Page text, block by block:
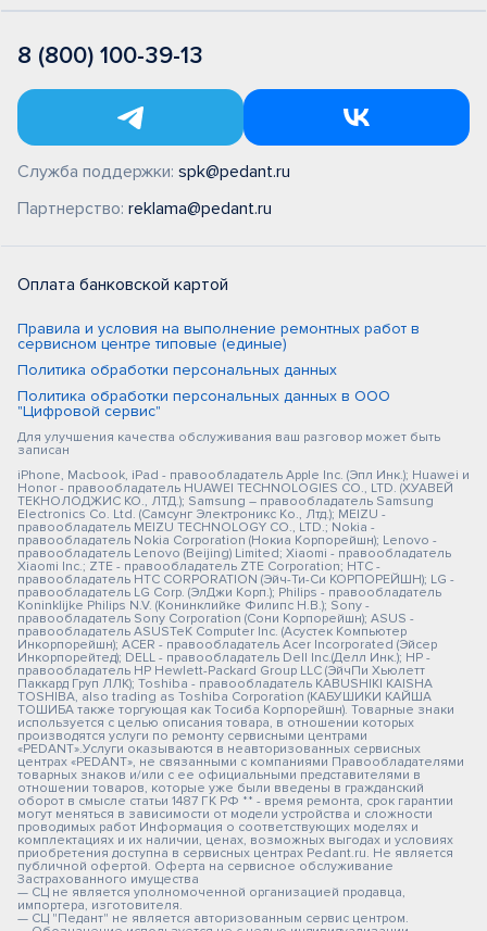
8 (800) 100-39-13
Служба поддержки: spk@pedant.ru
Партнерство: reklama@pedant.ru
Оплата банковской картой
Правила и условия на выполнение ремонтных работ в
сервисном центре типовые (единые)
Политика обработки персональных данных
Политика обработки персональных данных в ООО
"Цифровой сервис"
Для улучшения качества обслуживания ваш разговор может быть
записан
iPhone, Macbook, iPad - правообладатель Apple Inc. (Эпл Инк.); Huawei и
Honor - правообладатель HUAWEI TECHNOLOGIES CO., LTD. (ХУАВЕЙ
ТЕКНОЛОДЖИС КО., ЛТД.); Samsung – правообладатель Samsung
Electronics Co. Ltd. (Самсунг Электроникс Ко., Лтд.); MEIZU -
правообладатель MEIZU TECHNOLOGY CO., LTD.; Nokia -
правообладатель Nokia Corporation (Нокиа Корпорейшн); Lenovo -
правообладатель Lenovo (Beijing) Limited; Xiaomi - правообладатель
Xiaomi Inc.; ZTE - правообладатель ZTE Corporation; HTC -
правообладатель HTC CORPORATION (Эйч-Ти-Си КОРПОРЕЙШН); LG -
правообладатель LG Corp. (ЭлДжи Корп.); Philips - правообладатель
Koninklijke Philips N.V. (Конинклийке Филипс Н.В.); Sony -
правообладатель Sony Corporation (Сони Корпорейшн); ASUS -
правообладатель ASUSTeK Computer Inc. (Асустек Компьютер
Инкорпорейшн); ACER - правообладатель Acer Incorporated (Эйсер
Инкорпорейтед); DELL - правообладатель Dell Inc.(Делл Инк.); HP -
правообладатель HP Hewlett-Packard Group LLC (ЭйчПи Хьюлетт
Паккард Груп ЛЛК); Toshiba - правообладатель KABUSHIKI KAISHA
TOSHIBA, also trading as Toshiba Corporation (КАБУШИКИ КАЙША
ТОШИБА также торгующая как Тосиба Корпорейшн). Товарные знаки
используется с целью описания товара, в отношении которых
производятся услуги по ремонту сервисными центрами
«PEDANT».Услуги оказываются в неавторизованных сервисных
центрах «PEDANT», не связанными с компаниями Правообладателями
товарных знаков и/или с ее официальными представителями в
отношении товаров, которые уже были введены в гражданский
оборот в смысле статьи 1487 ГК РФ ** - время ремонта, срок гарантии
могут меняться в зависимости от модели устройства и сложности
проводимых работ Информация о соответствующих моделях и
комплектациях и их наличии, ценах, возможных выгодах и условиях
приобретения доступна в сервисных центрах Pedant.ru. Не является
публичной офертой. Оферта на сервисное обслуживание
Застрахованного имущества
— СЦ не является уполномоченной организацией продавца,
импортера, изготовителя.
— СЦ "Педант" не является авторизованным сервис центром.